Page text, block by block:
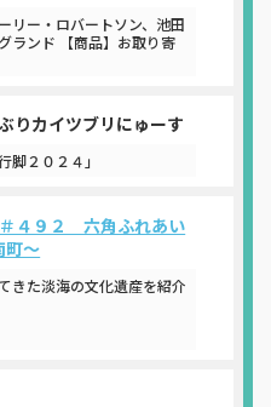
リー・ロバートソン、池田
ランド 【商品】お取り寄
りカイツブリにゅーす
脚２０２４」
４９２ 六角ふれあい
町～
きた淡海の文化遺産を紹介